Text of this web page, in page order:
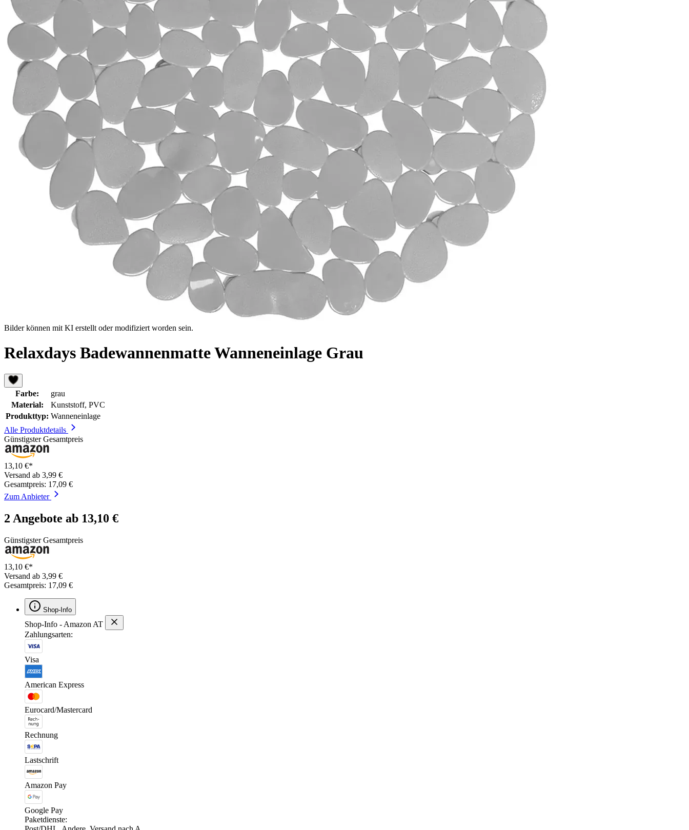
Bilder können mit KI erstellt oder modifiziert worden sein.
Relaxdays Badewannenmatte Wanneneinlage Grau
Farbe:
grau
Material:
Kunststoff, PVC
Produkttyp: Wanneneinlage
Alle Produktdetails
Günstigster Gesamtpreis
13,10 €*
Versand ab 3,99 €
Gesamtpreis: 17,09 €
Zum Anbieter
2 Angebote ab 13,10 €
Günstigster Gesamtpreis
13,10 €*
Versand ab 3,99 €
Gesamtpreis: 17,09 €
Shop-Info
Shop-Info - Amazon AT
Zahlungsarten:
Visa
American Express
Eurocard/Mastercard
Rechnung
Lastschrift
Amazon Pay
Google Pay
Paketdienste: